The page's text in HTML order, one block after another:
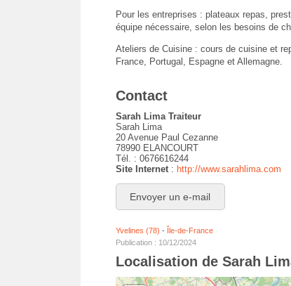
Pour les entreprises : plateaux repas,
équipe nécessaire, selon les besoins de
Ateliers de Cuisine : cours de cuisine et
France, Portugal, Espagne et Allemagne.
Contact
Sarah Lima Traiteur
Sarah Lima
20 Avenue Paul Cezanne
78990 ELANCOURT
Tél. : 0676616244
Site Internet: http://www.sarahlima.com
Envoyer un e-mail
Yvelines (78) - Île-de-France
Publication : 10/12/2024
Localisation de Sarah